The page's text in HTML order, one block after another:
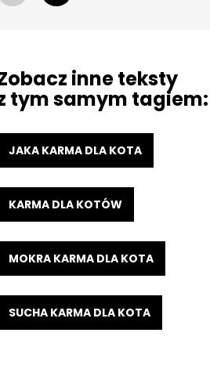
inne teksty
tym samym tagiem:
JAKA KARMA DLA KOTA
KARMA DLA KOTÓW
MOKRA KARMA DLA KOTA
SUCHA KARMA DLA KOTA